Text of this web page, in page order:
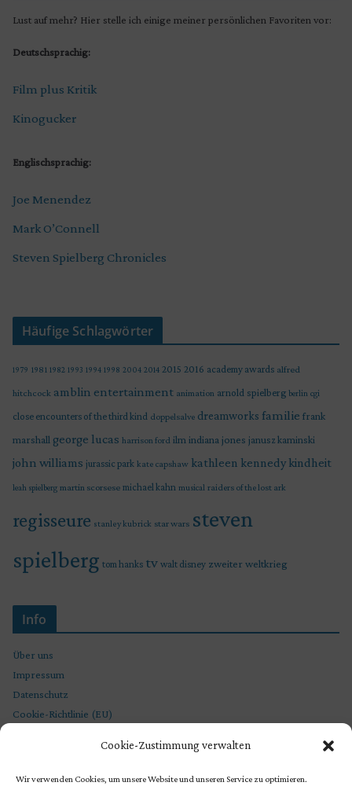
Cookie-Zustimmung verwalten
Wir verwenden Cookies, um unsere Website und unseren Service zu optimieren.
Lust auf mehr? Hier stelle ich einige meiner persönlichen Favoriten vor:
Deutschsprachig:
Film plus Kritik
Kinogucker
Englischsprachig:
Joe Menendez
Mark O’Connell
Steven Spielberg Chronicles
Häufige Schlagwörter
1979 1981 1982 1993 1994 1998 2004 2014 2015 2016 academy awards alfred
hitchcock amblin entertainment animation arnold spielberg berlin cgi
close encounters of the third kind doppelsalve dreamworks familie frank
marshall george lucas harrison ford ilm indiana jones janusz kaminski
john williams jurassic park kate capshaw kathleen kennedy kindheit
leah spielberg martin scorsese michael kahn musical raiders of the lost ark
regisseure stanley kubrick star wars steven
spielberg tom hanks tv walt disney zweiter weltkrieg
Info
Über uns
Impressum
Datenschutz
Cookie-Richtlinie (EU)